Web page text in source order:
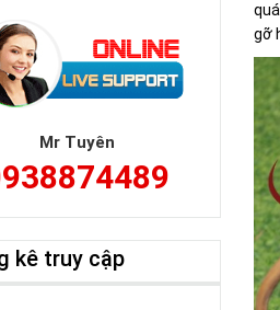
gỡ
Mr Tuyên
kê truy cập